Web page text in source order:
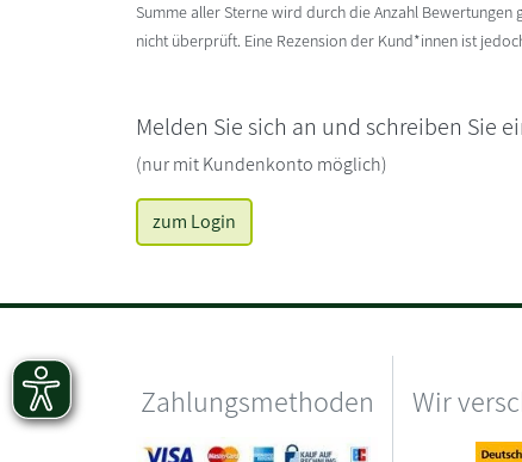
Summe aller Sterne wird durch die Anzahl
nicht überprüft. Eine Rezension der Kund*innen ist
Melden Sie sich an und schreiben Sie
(nur mit Kundenkonto möglich)
zum Login
Zahlungsmethoden Wir